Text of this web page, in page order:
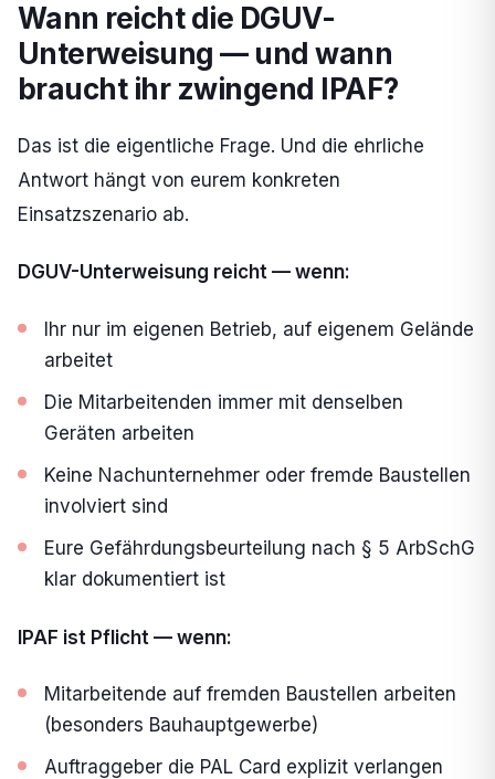
Wann reicht die DGUV-
Unterweisung — und wann
braucht ihr zwingend IPAF?
Das ist die eigentliche Frage. Und die ehrliche
Antwort hängt von eurem konkreten
Einsatzszenario ab.
DGUV-Unterweisung reicht — wenn:
Ihr nur im eigenen Betrieb, auf eigenem Gelände
arbeitet
Die Mitarbeitenden immer mit denselben
Geräten arbeiten
Keine Nachunternehmer oder fremde Baustellen
involviert sind
Eure Gefährdungsbeurteilung nach § 5 ArbSchG
klar dokumentiert ist
IPAF ist Pflicht — wenn:
Mitarbeitende auf fremden Baustellen arbeiten
(besonders Bauhauptgewerbe)
Auftraggeber die PAL Card explizit verlangen